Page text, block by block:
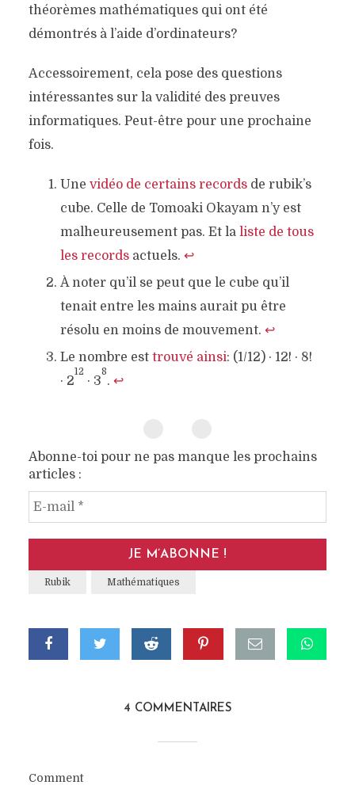
théorèmes mathématiques qui ont été
démontrés à l’aide d’ordinateurs?
Accessoirement, cela pose des questions
intéressantes sur la validité des preuves
informatiques. Peut-être pour une prochaine
fois.
Une vidéo de certains recordsde rubik’s
cube. Celle de Tomoaki Okayam n’y est
malheureusement pas. Et la liste de tous
les recordsactuels. ↩
À noter qu’il se peut que le cube qu’il
tenait entre les mains aurait pu être
résolu en moins de mouvement. ↩
Le nombre est trouvé ainsi: (1/12) · 12! · 8!
· 2
12
· 3
8
. ↩
Abonne-toi pour ne pas manque les prochains
articles :
E‑mail
Rubik Mathématiques
4 COMMENTAIRES
Comment